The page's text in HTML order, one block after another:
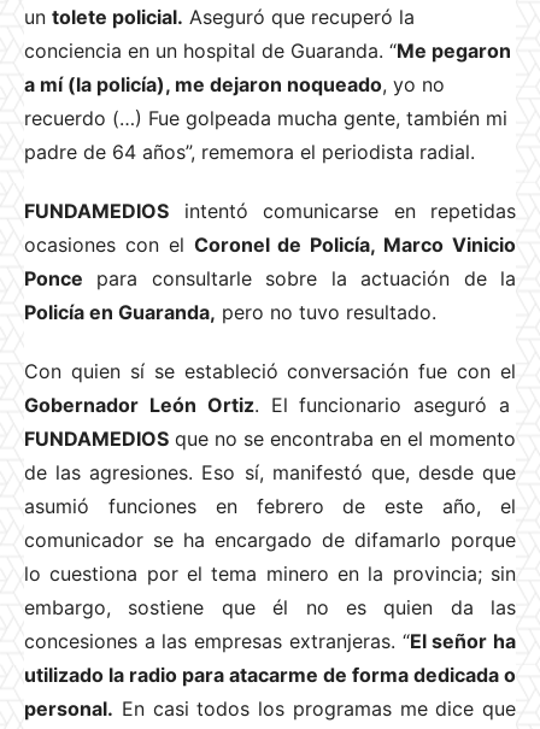
un tolete policial. Aseguró que recuperó la
conciencia en un hospital de Guaranda. “Me pegaron
a mí (la policía), me dejaron noqueado, yo no
recuerdo (…) Fue golpeada mucha gente, también mi
padre de 64 años”, rememora el periodista radial.
FUNDAMEDIOS intentó comunicarse en repetidas
ocasiones con el Coronel de Policía, Marco Vinicio
Ponce para consultarle sobre la actuación de la
Policía en Guaranda, pero no tuvo resultado.
Con quien sí se estableció conversación fue con el
Gobernador León Ortiz. El funcionario aseguró a
FUNDAMEDIOS que no se encontraba en el momento
de las agresiones. Eso sí, manifestó que, desde que
asumió funciones en febrero de este año, el
comunicador se ha encargado de difamarlo porque
lo cuestiona por el tema minero en la provincia; sin
embargo, sostiene que él no es quien da las
concesiones a las empresas extranjeras. “El señor ha
utilizado la radio para atacarme de forma dedicada o
personal. En casi todos los programas me dice que